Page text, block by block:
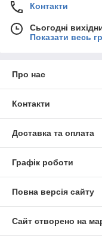
Контакти
Сьогодні
Показати весь
Про нас
Контакти
Доставка та оплата
Графік роботи
Повна версія сайту
Сайт створено на